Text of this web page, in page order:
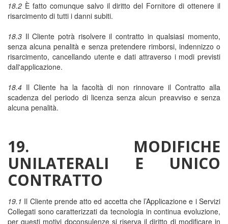
18.2 È fatto comunque salvo il diritto del Fornitore di ottenere il
risarcimento di tutti i danni subiti.
18.3 Il Cliente potrà risolvere il contratto in qualsiasi momento,
senza alcuna penalità e senza pretendere rimborsi, indennizzo o
risarcimento, cancellando utente e dati attraverso i modi previsti
dall'applicazione.
18.4 Il Cliente ha la facoltà di non rinnovare il Contratto alla
scadenza del periodo di licenza senza alcun preavviso e senza
alcuna penalità.
19. MODIFICHE
UNILATERALI E UNICO
CONTRATTO
19.1 Il Cliente prende atto ed accetta che l’Applicazione e i Servizi
Collegati sono caratterizzati da tecnologia in continua evoluzione,
per questi motivi dpconsulenze si riserva il diritto di modificare in